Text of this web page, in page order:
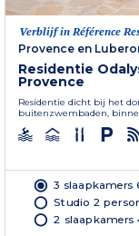
Verblijf in Référence
Provence en
Residentie
Provence
Residentie dicht bij het
buitenzwembaden,
3 slaapkamers
Studio 2
2 slaapkamers